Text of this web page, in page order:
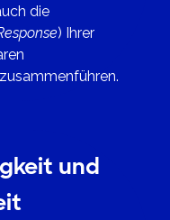
die
) Ihrer
und